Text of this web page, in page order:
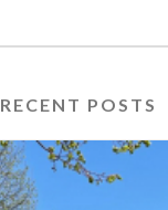
RECENT POSTS